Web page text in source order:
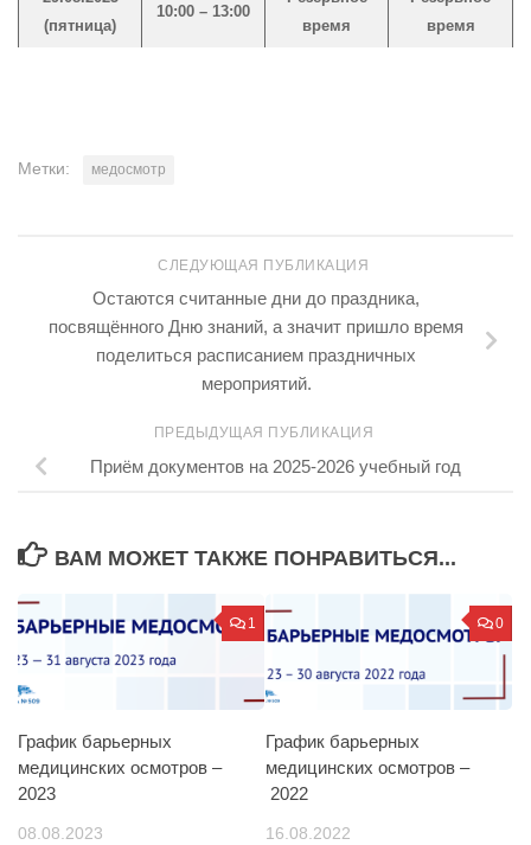
(пятница)
10:00 – 13:00
время
время
Метки: медосмотр
СЛЕДУЮЩАЯ ПУБЛИКАЦИЯ
Остаются считанные дни до праздника,
посвящённого Дню знаний, а значит пришло время
поделиться расписанием праздничных
мероприятий.
ПРЕДЫДУЩАЯ ПУБЛИКАЦИЯ
Приём документов на 2025-2026 учебный год
ВАМ МОЖЕТ ТАКЖЕ ПОНРАВИТЬСЯ...
1
График барьерных
медицинских осмотров –
2023
08.08.2023
0
График барьерных
медицинских осмотров –
2022
16.08.2022